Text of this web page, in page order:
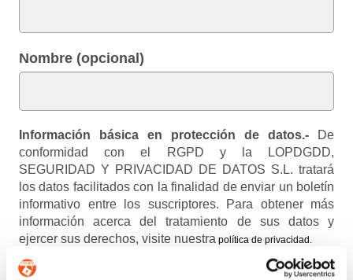
Nombre (opcional)
Información básica en protección de datos.- De
conformidad con el RGPD y la LOPDGDD,
SEGURIDAD Y PRIVACIDAD DE DATOS S.L. tratará
los datos facilitados con la finalidad de enviar un boletín
informativo entre los suscriptores. Para obtener más
información acerca del tratamiento de sus datos y
ejercer sus derechos, visite nuestra política de privacidad .
ENTIENDO Y ACEPTO el tratamiento de mis